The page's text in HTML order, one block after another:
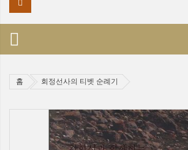
홈 회정선사의 티벳 순례기